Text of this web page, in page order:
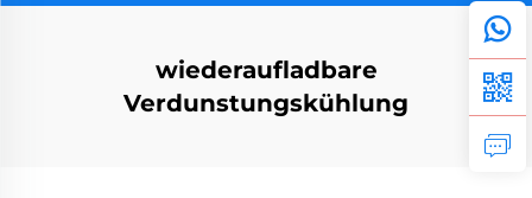
wiederaufladbare
Verdunstungskühlung